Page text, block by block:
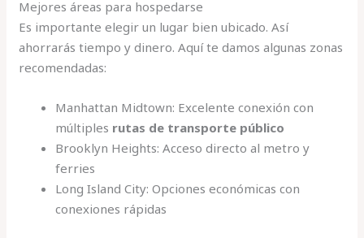
Mejores áreas para hospedarse
Es importante elegir un lugar bien ubicado. Así
ahorrarás tiempo y dinero. Aquí te damos algunas zonas
recomendadas:
Manhattan Midtown: Excelente conexión con
múltiples rutas de transporte público
Brooklyn Heights: Acceso directo al metro y
ferries
Long Island City: Opciones económicas con
conexiones rápidas